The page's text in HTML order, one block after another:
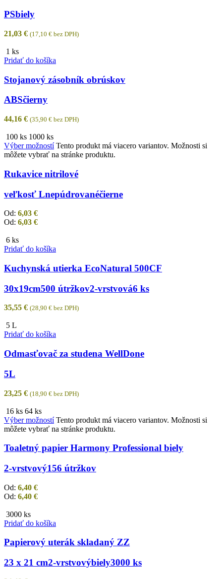
PSbiely
21,03 € (17,10 € bez DPH)
1 ks
Pridať do košíka
Stojanový zásobník obrúskov
ABSčierny
44,16 € (35,90 € bez DPH)
100 ks 1000 ks
Výber možností Tento produkt má viacero variantov. Možnosti si
môžete vybrať na stránke produktu.
Rukavice nitrilové
veľkosť Lnepúdrovanéčierne
Od: 6,03 €
Od: 6,03 €
6 ks
Pridať do košíka
Kuchynská utierka EcoNatural 500CF
30x19cm500 útržkov2-vrstvová6 ks
35,55 € (28,90 € bez DPH)
5 L
Pridať do košíka
Odmasťovač za studena WellDone
5L
23,25 € (18,90 € bez DPH)
16 ks 64 ks
Výber možností Tento produkt má viacero variantov. Možnosti si
môžete vybrať na stránke produktu.
Toaletný papier Harmony Professional biely
2-vrstvový156 útržkov
Od: 6,40 €
Od: 6,40 €
3000 ks
Pridať do košíka
Papierový uterák skladaný ZZ
23 x 21 cm2-vrstvovýbiely3000 ks